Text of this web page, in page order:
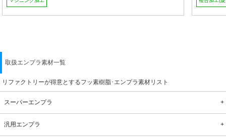
取扱エンプラ素材一覧
リファクトリーが得意とするフッ素樹脂･エンプラ素材リスト
スーパーエンプラ
汎用エンプラ